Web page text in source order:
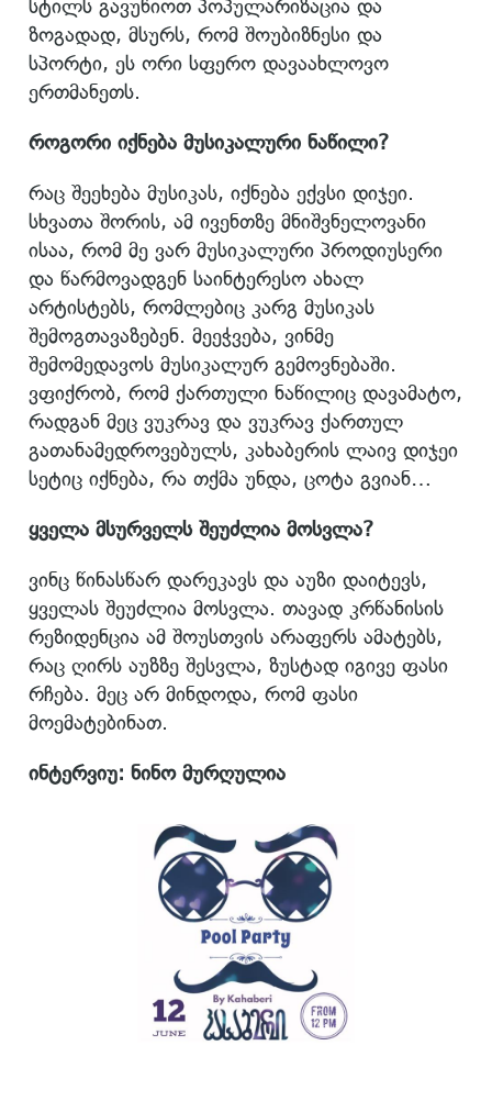
სტილს გავუწიოთ პოპულარიზაცია და
ზოგადად, მსურს, რომ შოუბიზნესი და
სპორტი, ეს ორი სფერო დავაახლოვო
ერთმანეთს.
როგორი იქნება მუსიკალური ნაწილი?
რაც შეეხება მუსიკას, იქნება ექვსი დიჯეი.
სხვათა შორის, ამ ივენთზე მნიშვნელოვანი
ისაა, რომ მე ვარ მუსიკალური პროდიუსერი
და წარმოვადგენ საინტერესო ახალ
არტისტებს, რომლებიც კარგ მუსიკას
შემოგთავაზებენ. მეეჭვება, ვინმე
შემომედავოს მუსიკალურ გემოვნებაში.
ვფიქრობ, რომ ქართული ნაწილიც დავამატო,
რადგან მეც ვუკრავ და ვუკრავ ქართულ
გათანამედროვებულს, კახაბერის ლაივ დიჯეი
სეტიც იქნება, რა თქმა უნდა, ცოტა გვიან…
ყველა მსურველს შეუძლია მოსვლა?
ვინც წინასწარ დარეკავს და აუზი დაიტევს,
ყველას შეუძლია მოსვლა. თავად კრწანისის
რეზიდენცია ამ შოუსთვის არაფერს ამატებს,
რაც ღირს აუზზე შესვლა, ზუსტად იგივე ფასი
რჩება. მეც არ მინდოდა, რომ ფასი
მოემატებინათ.
ინტერვიუ: ნინო მურღულია